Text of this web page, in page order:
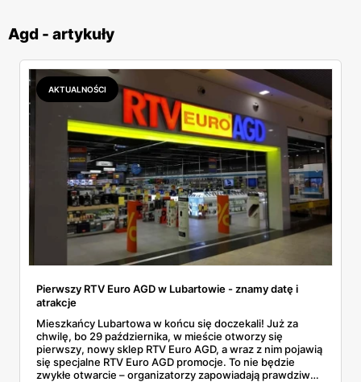
Agd - artykuły
AKTUALNOŚCI
Pierwszy RTV Euro AGD w Lubartowie - znamy datę i
atrakcje
Mieszkańcy Lubartowa w końcu się doczekali! Już za
chwilę, bo 29 października, w mieście otworzy się
pierwszy, nowy sklep RTV Euro AGD, a wraz z nim pojawią
się specjalne RTV Euro AGD promocje. To nie będzie
zwykłe otwarcie – organizatorzy zapowiadają prawdziwe